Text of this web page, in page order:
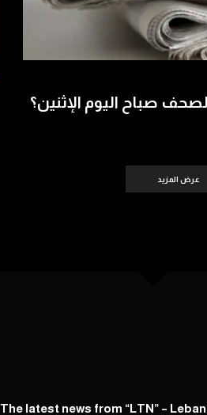
صباح اليوم الإثنين؟
عرض المزيد
The latest news from “LTN” –